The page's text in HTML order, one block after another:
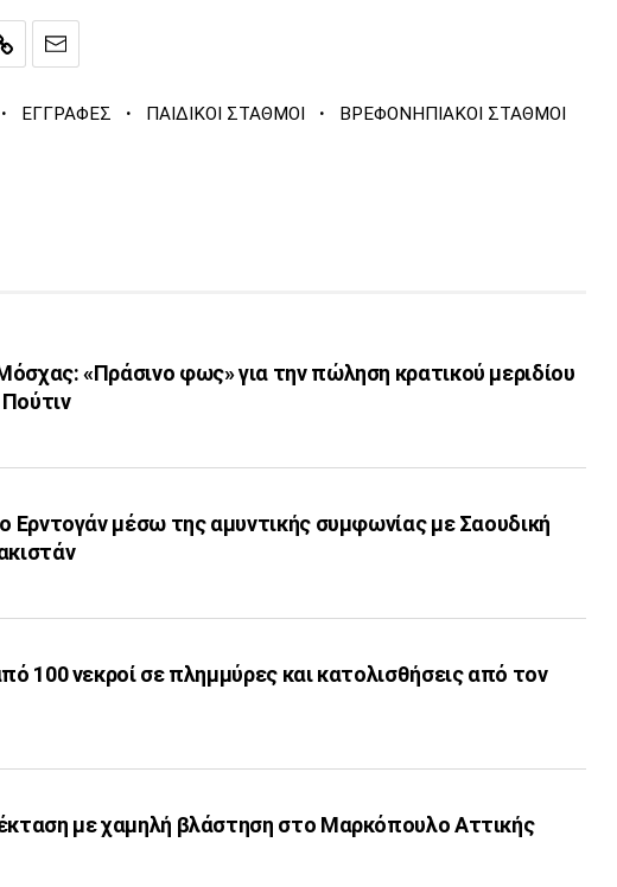
· ΕΓΓΡΑΦΕΣ · ΠΑΙΔΙΚΟΙ ΣΤΑΘΜΟΙ · ΒΡΕΦΟΝΗΠΙΑΚΟΙ ΣΤΑΘΜΟΙ
«Πράσινο φως» για την πώληση κρατικού μεριδίου
ο Ερντογάν μέσω της αμυντικής συμφωνίας με Σαουδική
100 νεκροί σε πλημμύρες και κατολισθήσεις από τον
με χαμηλή βλάστηση στο Μαρκόπουλο Αττικής